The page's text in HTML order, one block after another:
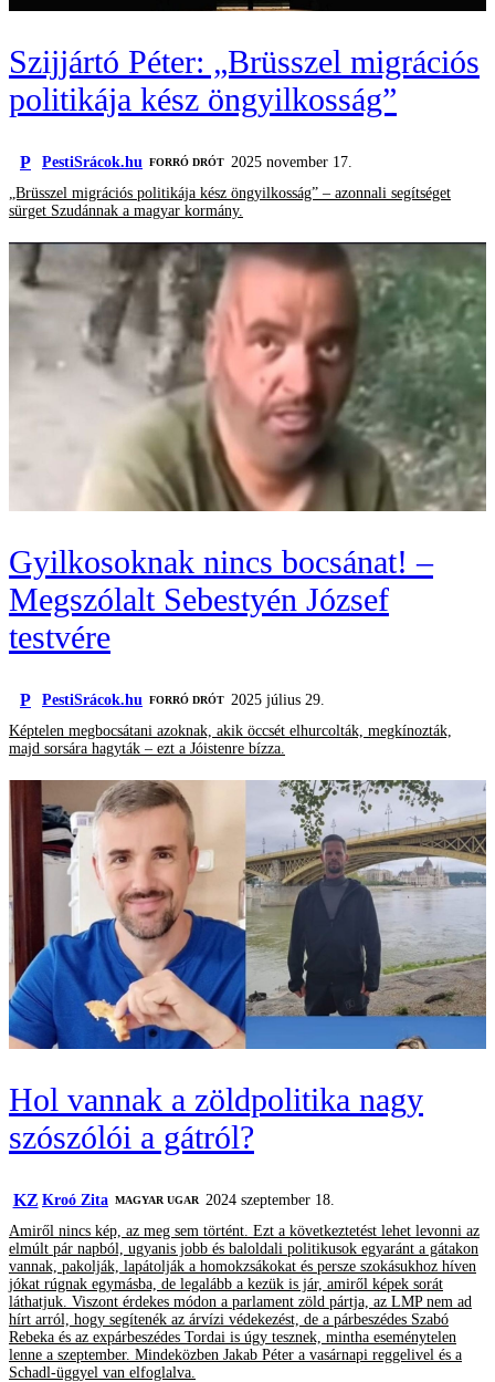
Szijjártó Péter: „Brüsszel migrációs
politikája kész öngyilkosság”
P PestiSrácok.hu FORRÓ DRÓT
2025 november 17.
„Brüsszel migrációs politikája kész öngyilkosság” – azonnali segítséget
sürget Szudánnak a magyar kormány.
Gyilkosoknak nincs bocsánat! –
Megszólalt Sebestyén József
testvére
P PestiSrácok.hu FORRÓ DRÓT
2025 július 29.
Képtelen megbocsátani azoknak, akik öccsét elhurcolták, megkínozták,
majd sorsára hagyták – ezt a Jóistenre bízza.
Hol vannak a zöldpolitika nagy
szószólói a gátról?
KZ Kroó Zita MAGYAR UGAR
2024 szeptember 18.
Amiről nincs kép, az meg sem történt. Ezt a következtetést lehet levonni az
elmúlt pár napból, ugyanis jobb és baloldali politikusok egyaránt a gátakon
vannak, pakolják, lapátolják a homokzsákokat és persze szokásukhoz híven
jókat rúgnak egymásba, de legalább a kezük is jár, amiről képek sorát
láthatjuk. Viszont érdekes módon a parlament zöld pártja, az LMP nem ad
hírt arról, hogy segítenék az árvízi védekezést, de a párbeszédes Szabó
Rebeka és az expárbeszédes Tordai is úgy tesznek, mintha eseménytelen
lenne a szeptember. Mindeközben Jakab Péter a vasárnapi reggelivel és a
Schadl-üggyel van elfoglalva.